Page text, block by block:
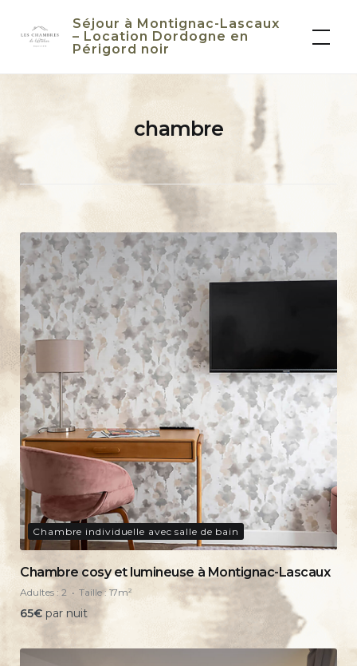
Séjour à Montignac-Lascaux
– Location Dordogne en
Périgord noir
chambre
Chambre individuelle avec salle de bain
Chambre cosy et lumineuse à Montignac-Lascaux
Adultes : 2 Taille :17m²
65€ par nuit